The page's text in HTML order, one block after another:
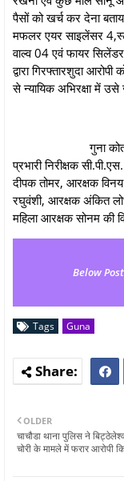
पैसों को खर्च कर देना
मफलर एयर साइलेंसर
वाल्व 04 एवं फायर
द्वारा गिरफ्तारशुदा
से न्यायिक अभिरक्षा में
गुना कोतवाली
प्रभारी निरीक्षक
दीपक तोमर, आरक्षक
रघुवंशी, आरक्षक अंकित
महिला आरक्षक सोनम की
Below
Tags Guna
OLDER
चाचौडा थाना पुलिस ने
चोरी के मामले में फरार आरोपी